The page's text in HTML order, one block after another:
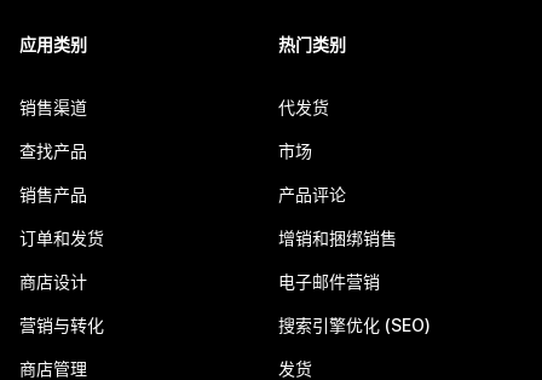
应用类别
销售渠道
查找产品
销售产品
订单和发货
商店设计
营销与转化
商店管理
热门类别
代发货
市场
产品评论
增销和捆绑销售
电子邮件营销
搜索引擎优化 (SEO)
发货